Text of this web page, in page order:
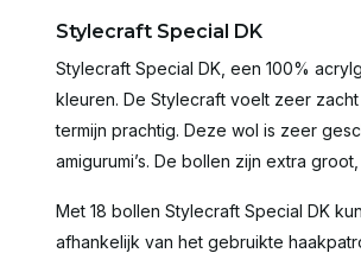
Stylecraft Special DK
Stylecraft Special DK, een 100%
kleuren. De Stylecraft voelt zeer
termijn prachtig. Deze wol is zeer
amigurumi’s. De bollen zijn extra
Met 18 bollen Stylecraft Special DK
afhankelijk van het gebruikte